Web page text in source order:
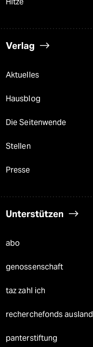
Verlag
Aktuelles
Hausblog
Die Seitenwende
Stellen
Presse
Unterstützen
abo
genossenschaft
taz zahl ich
recherchefonds ausland
panterstiftung